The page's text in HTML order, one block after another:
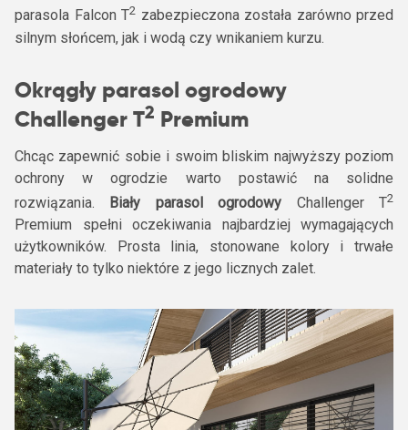
parasola Falcon T2 zabezpieczona została zarówno przed
silnym słońcem, jak i wodą czy wnikaniem kurzu.
Okrągły parasol ogrodowy
Challenger T2 Premium
Chcąc zapewnić sobie i swoim bliskim najwyższy poziom
ochrony w ogrodzie warto postawić na solidne
rozwiązania. Biały parasol ogrodowy Challenger T2
Premium spełni oczekiwania najbardziej wymagających
użytkowników. Prosta linia, stonowane kolory i trwałe
materiały to tylko niektóre z jego licznych zalet.